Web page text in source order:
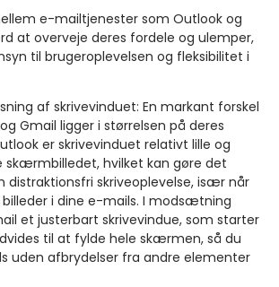
e-mailtjenester som Outlook og
at overveje deres fordele og ulemper,
til brugeroplevelsen og fleksibilitet i
af skrivevinduet: En markant forskel
Gmail ligger i størrelsen på deres
er skrivevinduet relativt lille og
skærmbilledet, hvilket kan gøre det
skriveoplevelse, især når
i dine e-mails. I modsætning
et justerbart skrivevindue, som starter
til at fylde hele skærmen, så du
uden afbrydelser fra andre elementer